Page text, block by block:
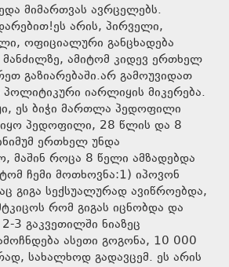
მიმართვას ავრცელებს.
არის, პირველი,
ოფიციალური განცხადება
მანძილზე, ამიტომ კიდევ ერთხელ
გაზიარებაში.არ გამოუვიდათ
იარლიყის მიკერება.
ეს ბიჭი მართლა პედოფილი
პედოფილი, 28 წლის და 8
ერთხელ უნდა
მაშინ როცა 8 წელი ამზადებდა
ჩემი მოთხოვნა:1) იპოვონ
გიგა სექსუალურად ავიწროებდა,
რომ გიგას იცნობდა და
3 გაკვეთილში ნიაზეც
ასეთი გოგონა, 10 000
სახალხოდ გადავცემ. ეს არის